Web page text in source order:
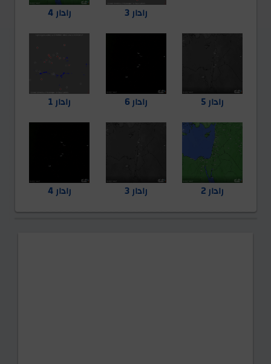
رادار 3 رادار 4
رادار 5 رادار 6 رادار 1
رادار 2 رادار 3 رادار 4